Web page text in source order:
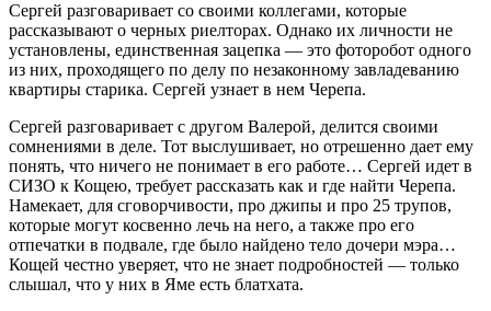
Сергей разговаривает со своими коллегами, которые
рассказывают о черных риелторах. Однако их личности не
установлены, единственная зацепка — это фоторобот одного
из них, проходящего по делу по незаконному завладеванию
квартиры старика. Сергей узнает в нем Черепа.
Сергей разговаривает с другом Валерой, делится своими
сомнениями в деле. Тот выслушивает, но отрешенно дает ему
понять, что ничего не понимает в его работе… Сергей идет в
СИЗО к Кощею, требует рассказать как и где найти Черепа.
Намекает, для сговорчивости, про джипы и про 25 трупов,
которые могут косвенно лечь на него, а также про его
отпечатки в подвале, где было найдено тело дочери мэра…
Кощей честно уверяет, что не знает подробностей — только
слышал, что у них в Яме есть блатхата.